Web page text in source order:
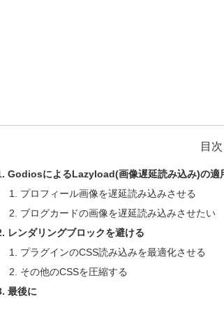
目次
GodiosによるLazyload(画像遅延読み込み)の適
プロフィール画像を遅延読み込みさせる
ブログカードの画像を遅延読み込みさせたい
レンダリングブロックを避ける
プラグインのCSS読み込みを最適化させる
その他のCSSを圧縮する
最後に